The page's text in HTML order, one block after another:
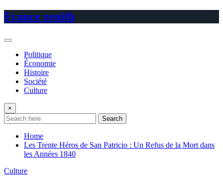
Skip
to
France zenith
Politique
Économie
Histoire
Société
Culture
×
Search
Home
Les Trente Héros de San Patricio : Un Refus de la Mort dans
les Années 1840
Culture